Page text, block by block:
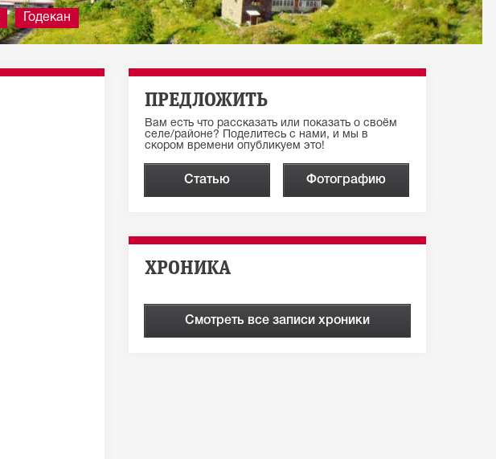
Годекан
ПРЕДЛОЖИТЬ
Вам есть что рассказать или показать о своём
селе/районе? Поделитесь с нами, и мы в
скором времени опубликуем это!
Статью Фотографию
ХРОНИКА
Смотреть все записи хроники